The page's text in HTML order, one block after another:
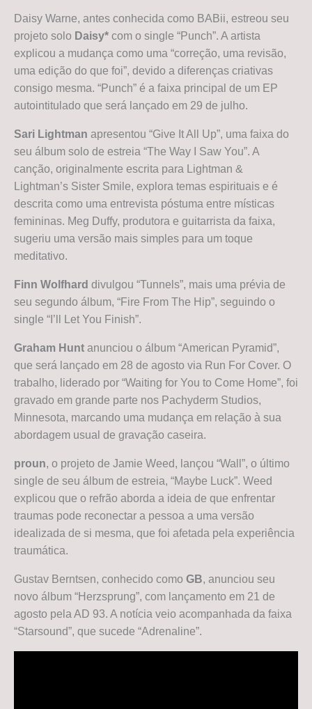
Daisy Warne, antes conhecida como BABii, estreou seu
projeto solo Daisy* com o single “Punch”. A artista
explicou a mudança como uma “correção, uma revisão,
uma edição do que foi”, devido a diferenças criativas
consigo mesma. “Punch” é a faixa principal de um EP
autointitulado que será lançado em 29 de julho.
Sari Lightman apresentou “Give It All Up”, uma faixa do
seu álbum solo de estreia “The Way I Saw You”. A
canção, originalmente escrita para Lightman &
Lightman’s Sister Smile, explora temas espirituais e é
descrita como uma entrevista póstuma entre místicas
femininas. Meg Duffy, produtora e guitarrista da faixa,
sugeriu uma versão mais simples para um toque
meditativo.
Finn Wolfhard divulgou “Tunnels”, mais uma prévia de
seu segundo álbum, “Fire From The Hip”, seguindo o
single “I’ll Let You Finish”.
Graham Hunt anunciou o álbum “American Pyramid”,
que será lançado em 28 de agosto via Run For Cover. O
trabalho, liderado por “Waiting for You to Come Home”, foi
gravado em grande parte nos Pachyderm Studios,
Minnesota, marcando uma mudança em relação à sua
abordagem usual de gravação caseira.
proun, o projeto de Jamie Weed, lançou “Wall”, o último
single de seu álbum de estreia, “Maybe Luck”. Weed
explicou que o refrão aborda a ideia de que enfrentar
traumas pode reconectar a pessoa a uma versão
idealizada de si mesma, que foi afetada pela experiência
traumática.
Gustav Berntsen, conhecido como GB, anunciou seu
novo álbum “Herzsprung”, com lançamento em 21 de
agosto pela AD 93. A notícia veio acompanhada da faixa
“Starsound”, que sucede “Adrenaline”.